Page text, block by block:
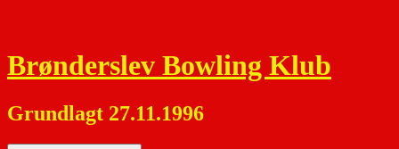
content
Brønderslev Bowling Klub
Grundlagt 27.11.1996